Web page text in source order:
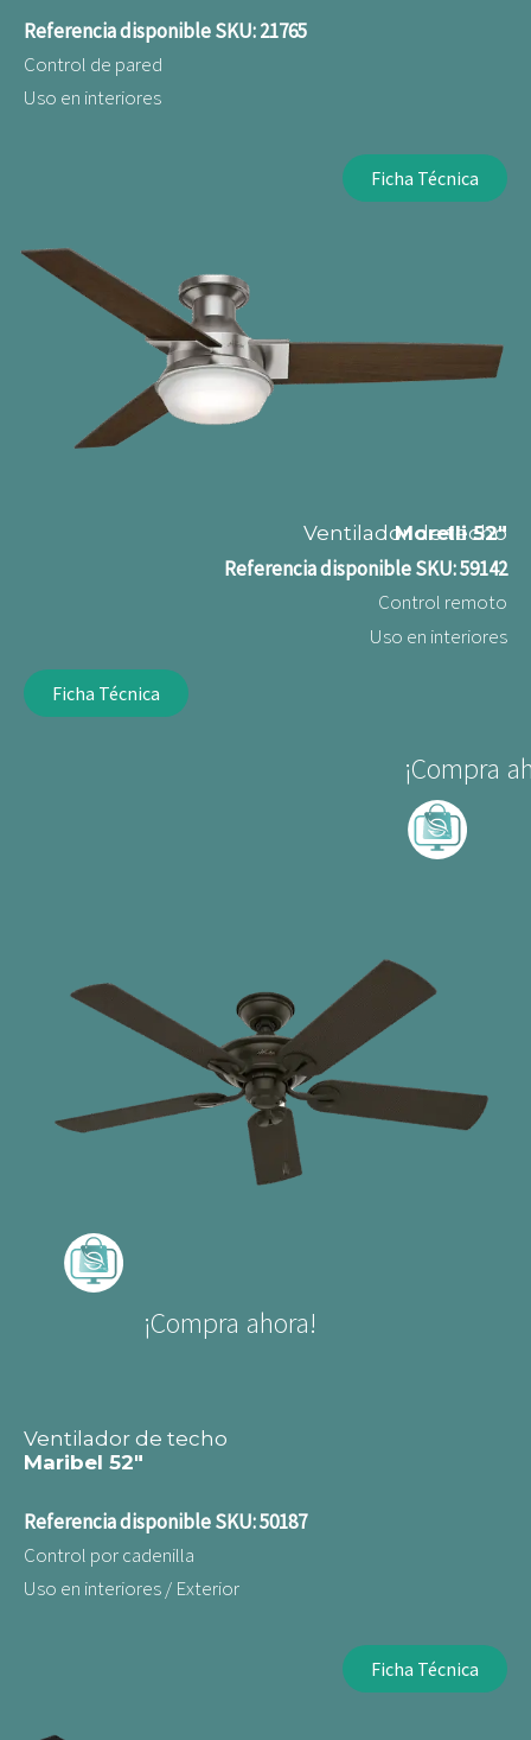
Referencia disponibleSKU: 21765
Control de pared
Uso en interiores
Ficha Técnica
Ventilador de techo
Morelli 52"
Referencia disponibleSKU: 59142
Control remoto
Uso en interiores
Ficha Técnica
¡Compra
¡Compra ahora!
Ventilador de techo
Maribel 52"
Referencia disponibleSKU: 50187
Control por cadenilla
Uso en interiores / Exterior
Ficha Técnica